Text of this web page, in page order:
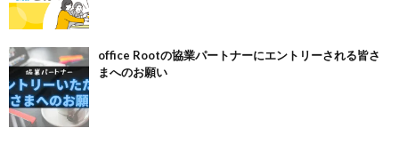
office Rootの協業パートナーにエントリーされる皆さ
まへのお願い